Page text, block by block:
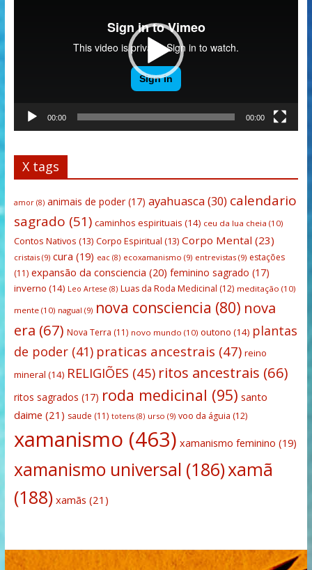
00:00 00:00
X tags
amor(8) animais de poder(17) ayahuasca(30) calendario
sagrado (51) caminhos espirituais (14) ceu da lua cheia (10)
Contos Nativos (13) Corpo Espiritual (13) Corpo Mental (23)
cristais(9) cura (19) eac(8) ecoxamanismo (9) entrevistas(9) estações
(11) expansão da consciencia (20) feminino sagrado (17)
inverno (14) Leo Artese (8) Luas da Roda Medicinal (12) meditação (10)
mente(10) nagual (9) nova consciencia (80) nova
era (67) Nova Terra (11) novo mundo (10) outono (14) plantas
de poder(41) praticas ancestrais (47) reino
mineral (14) RELIGIÕES (45) ritos ancestrais (66)
ritos sagrados (17) roda medicinal (95) santo
daime (21) saude (11) totens(8) urso (9) voo da águia (12)
xamanismo (463) xamanismo feminino (19)
xamanismo universal (186)xamã
(188) xamãs (21)